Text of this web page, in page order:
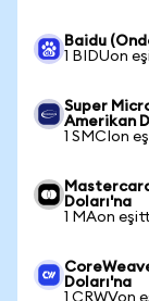
Baidu
1 BIDUon
Super
Amerikan
1 SMCIon
Doları'na
1 MAon
Doları'na
1 CRWVon